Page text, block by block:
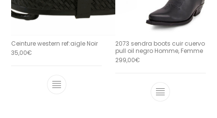
Ceinture western ref:aigle Noir
35,00€
Ce produit a plusieurs variations.
2073 sendra boots cuir cuervo
pull oil negro Homme, Femme
299,00€
Ce produit a